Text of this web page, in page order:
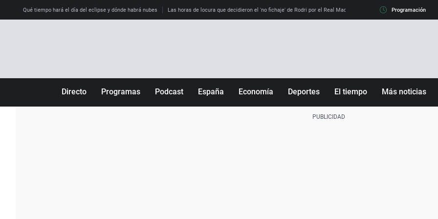
Qué tiempo hará el día del eclipse y dónde habrá nubes Las horas de locura que decidieron el 'no fichaje' de Rodri por el Real Madrid y su 'sí' al Barça La llamada
Programación
Directo Programas Podcast España Economía Deportes El tiempo Más noticias